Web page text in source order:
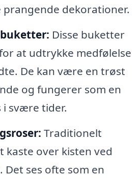
dekorationer.
Disse buketter
at udtrykke medfølelse
De kan være en trøst
og fungerer som en
i svære tider.
Traditionelt
kaste over kisten ved
Det ses ofte som en